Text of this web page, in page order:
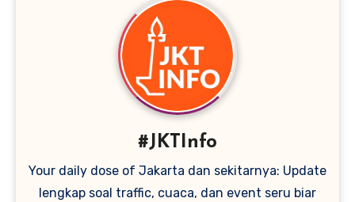
#JKTInfo
Your daily dose of Jakarta dan sekitarnya: Update
lengkap soal traffic, cuaca, dan event seru biar